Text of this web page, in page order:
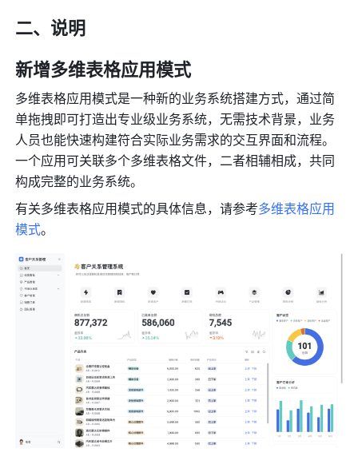
二、说明
新增多维表格应用模式
多维表格应用模式是一种新的业务系统搭建方式，通过简
单拖拽即可打造出专业级业务系统，无需技术背景，业务
人员也能快速构建符合实际业务需求的交互界面和流程。
一个应用可关联多个多维表格文件，二者相辅相成，共同
构成完整的业务系统。
有关多维表格应用模式的具体信息，请参考多维表格应用
模式。